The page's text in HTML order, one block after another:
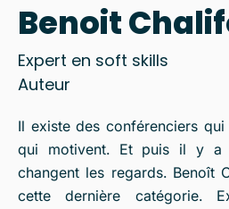
Benoit
Expert en soft skills
Auteur
Il existe des conférenciers qui
qui motivent. Et puis il y a
changent les regards. Benoît
cette dernière catégorie.